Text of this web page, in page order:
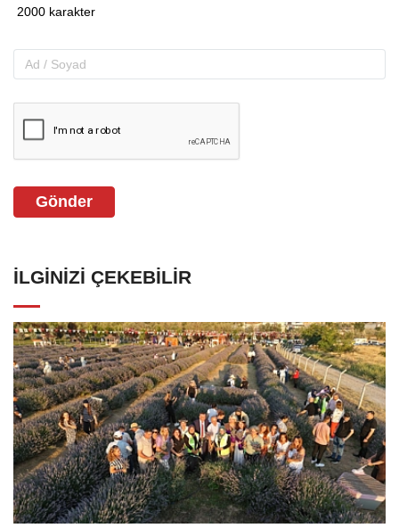
Gönder
İLGINIZI ÇEKEBILIR